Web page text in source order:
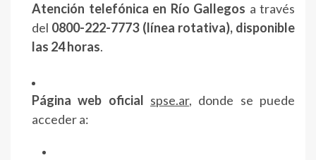
Atención telefónica en Río Gallegos a través
del 0800-222-7773 (línea rotativa), disponible
las 24 horas.
Página web oficial spse.ar, donde se puede
acceder a: